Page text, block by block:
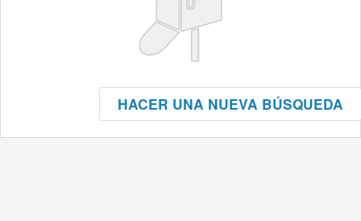
HACER UNA NUEVA BÚSQUEDA